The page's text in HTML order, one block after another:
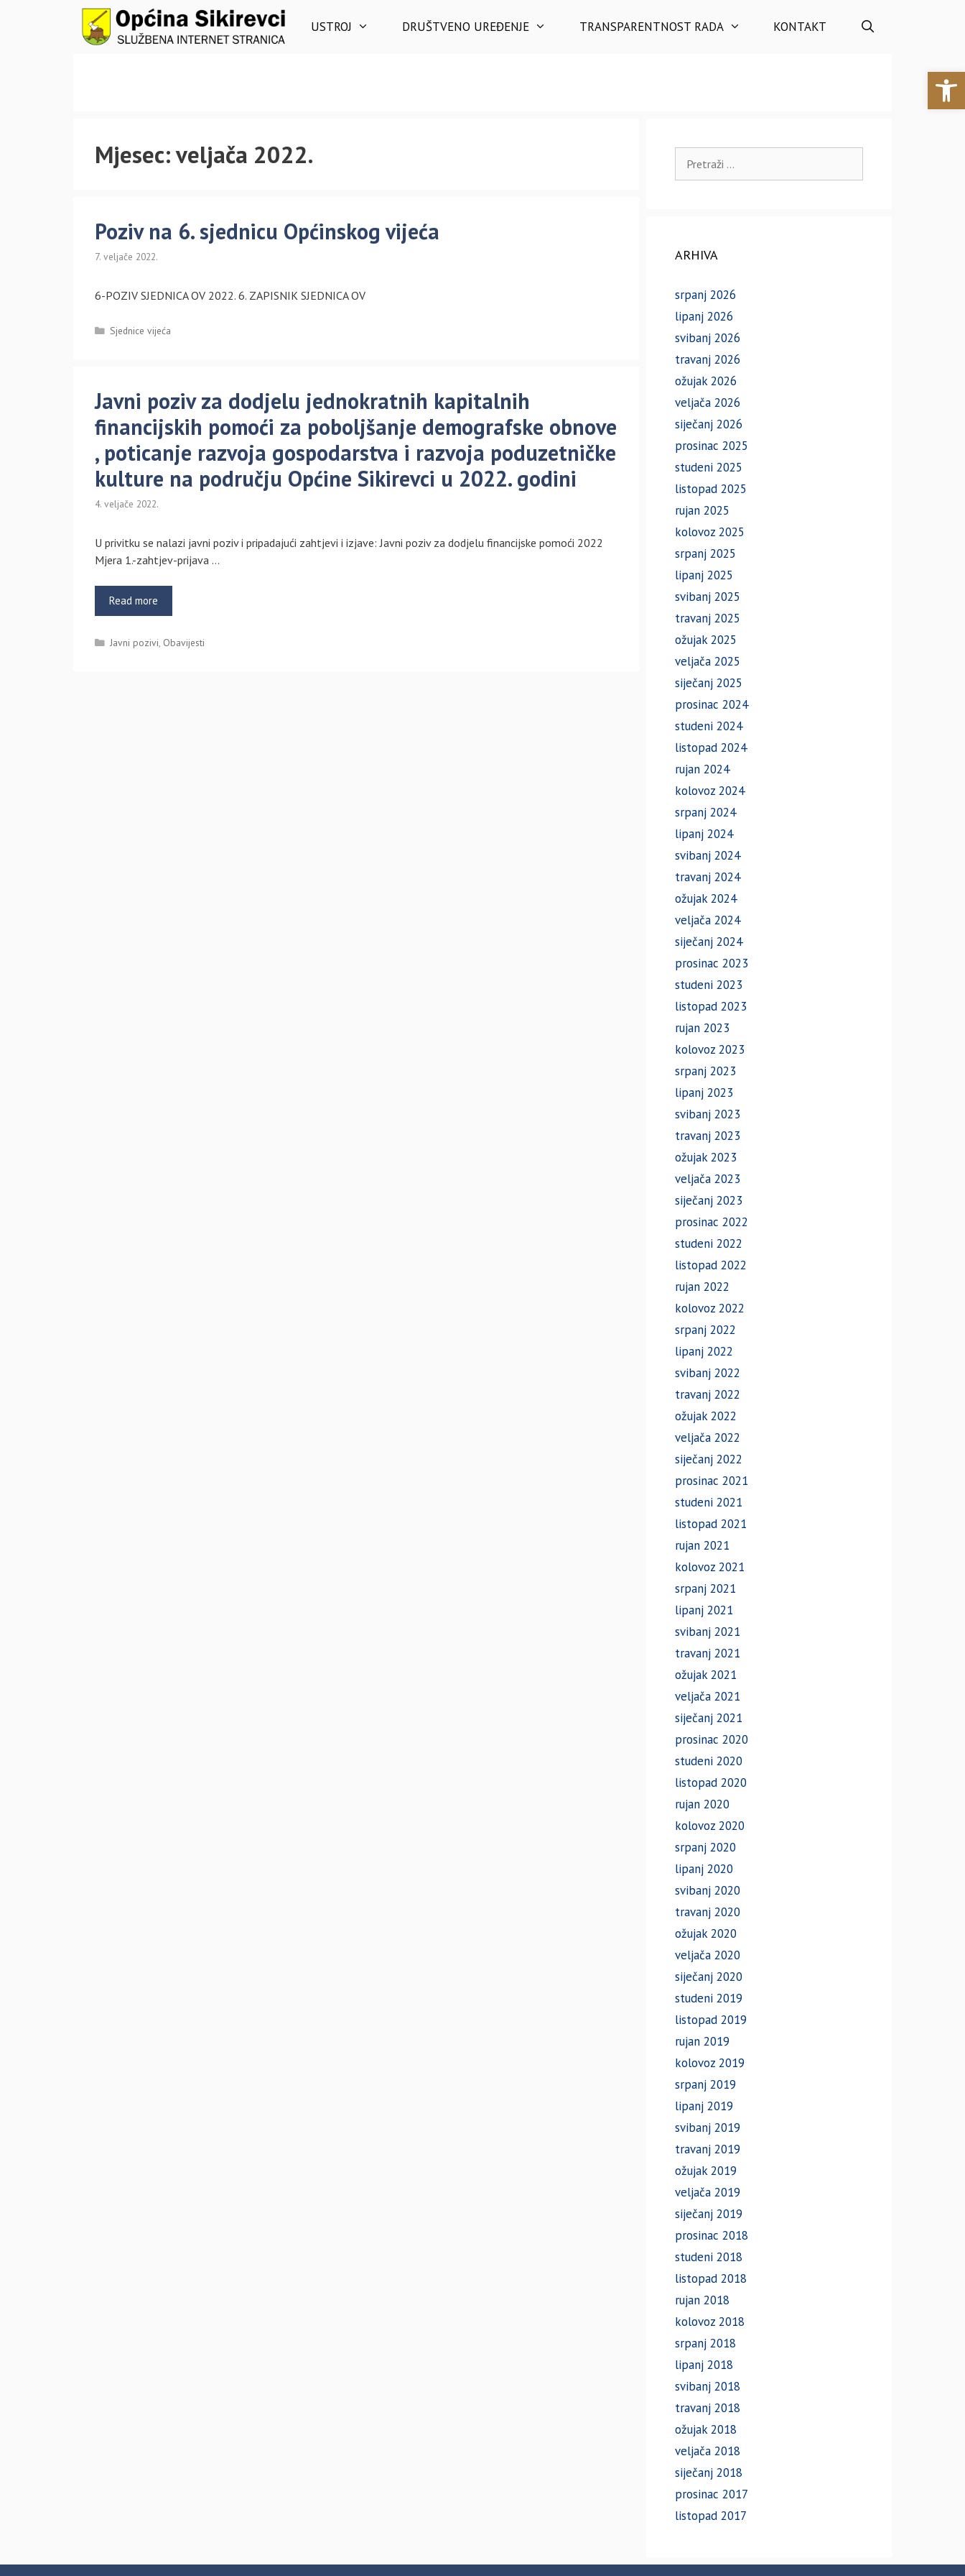
USTROJ DRUŠTVENO UREĐENJE TRANSPARENTNOST RADA KONTAKT
Mjesec:veljača 2022.
Poziv na 6. sjednicu Općinskog vijeća
7. veljače 2022.
6-POZIV SJEDNICA OV 2022. 6. ZAPISNIK SJEDNICA OV
Kategorije
Sjednice vijeća
Javni poziv za dodjelu jednokratnih kapitalnih
financijskih pomoći za poboljšanje demografske obnove
, poticanje razvoja gospodarstva i razvoja poduzetničke
kulture na području Općine Sikirevci u 2022. godini
4. veljače 2022.
U privitku se nalazi javni poziv i pripadajući zahtjevi i izjave: Javni poziv za dodjelu financijske pomoći 2022
Mjera 1.-zahtjev-prijava …
Read more
Kategorije
Javni pozivi, Obavijesti
ARHIVA
srpanj 2026
lipanj 2026
svibanj 2026
travanj 2026
ožujak 2026
veljača 2026
siječanj 2026
prosinac 2025
studeni 2025
listopad 2025
rujan 2025
kolovoz 2025
srpanj 2025
lipanj 2025
svibanj 2025
travanj 2025
ožujak 2025
veljača 2025
siječanj 2025
prosinac 2024
studeni 2024
listopad 2024
rujan 2024
kolovoz 2024
srpanj 2024
lipanj 2024
svibanj 2024
travanj 2024
ožujak 2024
veljača 2024
siječanj 2024
prosinac 2023
studeni 2023
listopad 2023
rujan 2023
kolovoz 2023
srpanj 2023
lipanj 2023
svibanj 2023
travanj 2023
ožujak 2023
veljača 2023
siječanj 2023
prosinac 2022
studeni 2022
listopad 2022
rujan 2022
kolovoz 2022
srpanj 2022
lipanj 2022
svibanj 2022
travanj 2022
ožujak 2022
veljača 2022
siječanj 2022
prosinac 2021
studeni 2021
listopad 2021
rujan 2021
kolovoz 2021
srpanj 2021
lipanj 2021
svibanj 2021
travanj 2021
ožujak 2021
veljača 2021
siječanj 2021
prosinac 2020
studeni 2020
listopad 2020
rujan 2020
kolovoz 2020
srpanj 2020
lipanj 2020
svibanj 2020
travanj 2020
ožujak 2020
veljača 2020
siječanj 2020
studeni 2019
listopad 2019
rujan 2019
kolovoz 2019
srpanj 2019
lipanj 2019
svibanj 2019
travanj 2019
ožujak 2019
veljača 2019
siječanj 2019
prosinac 2018
studeni 2018
listopad 2018
rujan 2018
kolovoz 2018
srpanj 2018
lipanj 2018
svibanj 2018
travanj 2018
ožujak 2018
veljača 2018
siječanj 2018
prosinac 2017
listopad 2017